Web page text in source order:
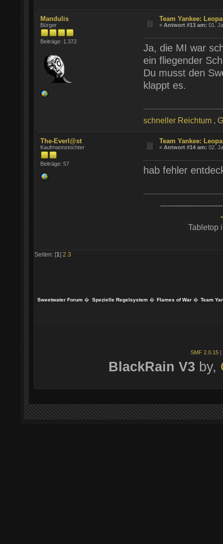
Mandulis
Bürger
Beiträge: 1.372
Team Yankee:
«Antwort #13 am: 01.
Ja, die MI war
ein fliegender
Du musst den
klappt es.
schneller Reichtum,
The-Everl@st
Kaufmannstochter
Beiträge: 57
Team Yankee:
«Antwort #14 am: 02.
hab fehler
Tabletop
Seiten: [1] 2 3
Sweetwater Forum � Spezielle Regelsystem� Flames of War� Team
SMF 2.0.15
BlackRain V3 by,